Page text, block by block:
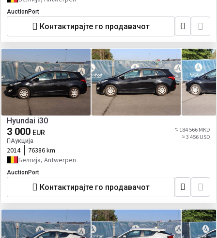
AuctionPort
Контактирајте го продавачот
Hyundai i30
3 000 EUR
Аукција
≈ 184 566 MKD
≈ 3 456 USD
2014
76386 km
Белгија, Antwerpen
AuctionPort
Контактирајте го продавачот